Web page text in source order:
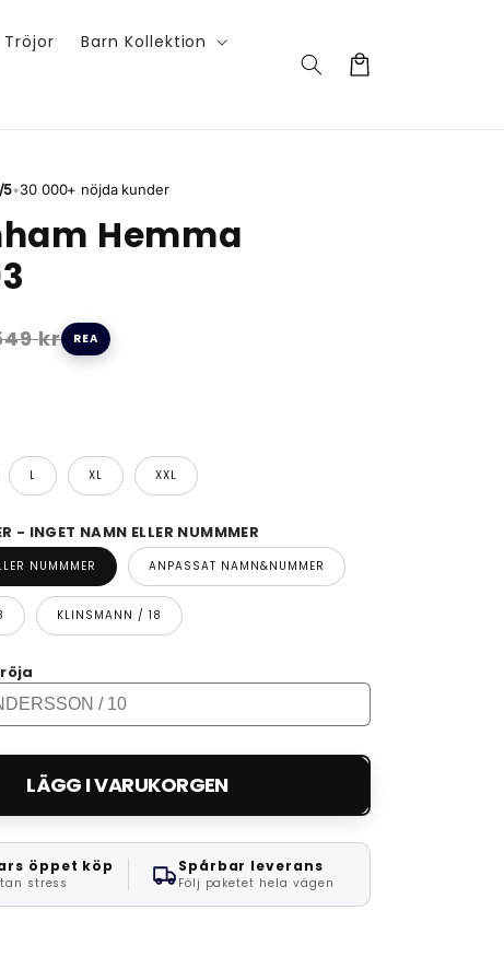
Tröjor Barn Kollektion
Varukorg
5•30 000+ nöjda kunder
Hemma
kr REA
L XL XXL
- INGET NAMN ELLER NUMMMER
NUMMMER ANPASSAT NAMN&NUMMER
KLINSMANN / 18
LÄGG I VARUKORGEN
öppet köp
stress
Spårbar leverans
Följ paketet hela vägen